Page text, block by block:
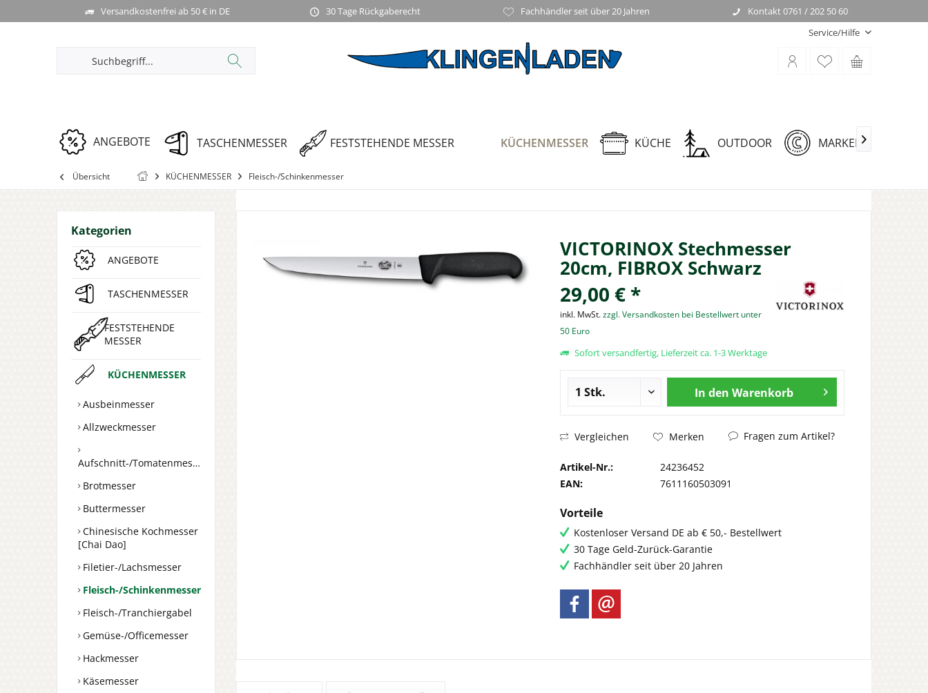
Versandkostenfrei ab 50 € in DE 30 Tage Rückgaberecht Fachhändler seit über 20 Jahren
Kontakt 0761 / 202 50 60
Service/Hilfe
ANGEBOTE TASCHENMESSER FESTSTEHENDE MESSER KÜCHENMESSER KÜCHE OUTDOOR MARKEN
Übersicht KÜCHENMESSER Fleisch-/Schinkenmesser
Kategorien
ANGEBOTE
TASCHENMESSER
FESTSTEHENDE
MESSER
KÜCHENMESSER
Ausbeinmesser
Allzweckmesser
Aufschnitt-/Tomatenmesser
Brotmesser
Buttermesser
Chinesische Kochmesser
[Chai Dao]
Filetier-/Lachsmesser
Fleisch-/Schinkenmesser
Fleisch-/Tranchiergabel
Gemüse-/Officemesser
Hackmesser
Käsemesser
VICTORINOX Stechmesser
20cm, FIBROX Schwarz
29,00 € *
inkl. MwSt.zzgl. Versandkosten bei Bestellwert unter
50 Euro
Sofort versandfertig, Lieferzeit ca. 1-3 Werktage
In den Warenkorb
Vergleichen Merken Fragen zum Artikel?
Artikel-Nr.:
24236452
EAN:
7611160503091
Vorteile
Kostenloser Versand DE ab € 50,- Bestellwert
30 Tage Geld-Zurück-Garantie
Fachhändler seit über 20 Jahren